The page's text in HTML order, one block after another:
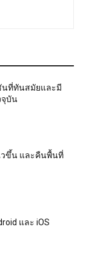
นที่ทันสมัยและมี
บัน
วขึ้น และคืนพื้นที่
และ iOS